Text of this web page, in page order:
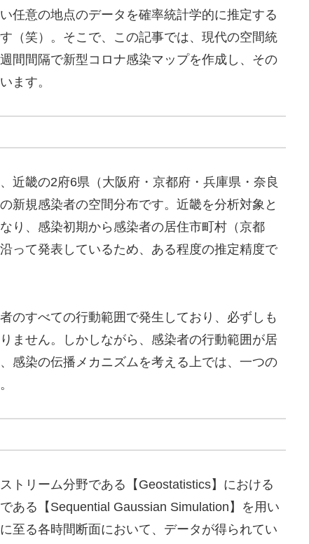
任意の地点のデータを確率統計学的に推定する
（笑）。そこで、この記事では、現代の空間統
間間隔で新型コロナ感染マップを作成し、その
ます。
近畿の2府6県（大阪府・京都府・兵庫県・奈良
新規感染者の空間分布です。近畿を分析対象と
り、感染初期から感染者の居住市町村（京都
って発表しているため、ある程度の推定精度で
のすべての行動範囲で発生しており、必ずしも
ません。しかしながら、感染者の行動範囲が居
感染の伝播メカニズムを考える上では、一つの
トリーム分野である【Geostatistics】における
ある【Sequential Gaussian Simulation】を用い
至る各時間断面において、データが得られてい